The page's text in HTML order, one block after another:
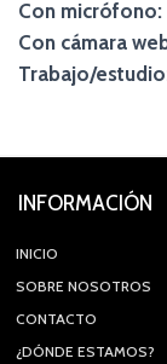
Con micrófono:
Con cámara
Trabajo/
INFORMACIÓN
INICIO
SOBRE NOSOTROS
CONTACTO
¿DÓNDE ESTAMOS?